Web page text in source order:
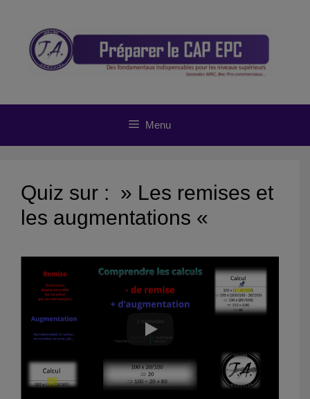
contenu
Menu
Quiz sur : » Les remises et
les augmentations «